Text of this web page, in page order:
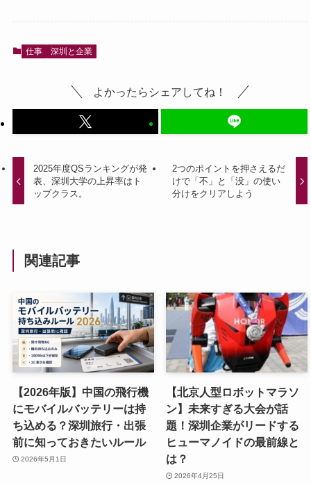
仕事 深圳と企業
よかったらシェアしてね！
2025年度QSランキングが発
表、深圳大学の上昇率はト
ップクラス。
2つのポイントを押さえるだ
けで「不」と「没」の使い
分けをクリアしよう
関連記事
【2026年版】中国の飛行機
にモバイルバッテリーは持
ち込める？深圳旅行・出張
前に知っておきたいルール
2026年5月1日
【北京人型ロボットマラソ
ン】未来すぎる大会が話
題！深圳企業がリードする
ヒューマノイドの最前線と
は？
2026年4月25日